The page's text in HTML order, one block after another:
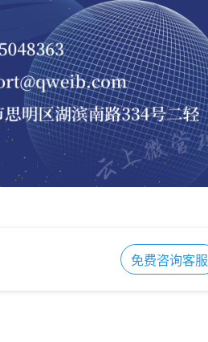
免费咨询客服